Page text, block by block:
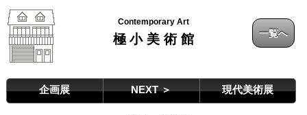
Contemporary Art
極小美術館
企画展 NEXT ＞ 現代美術展
一覧へ